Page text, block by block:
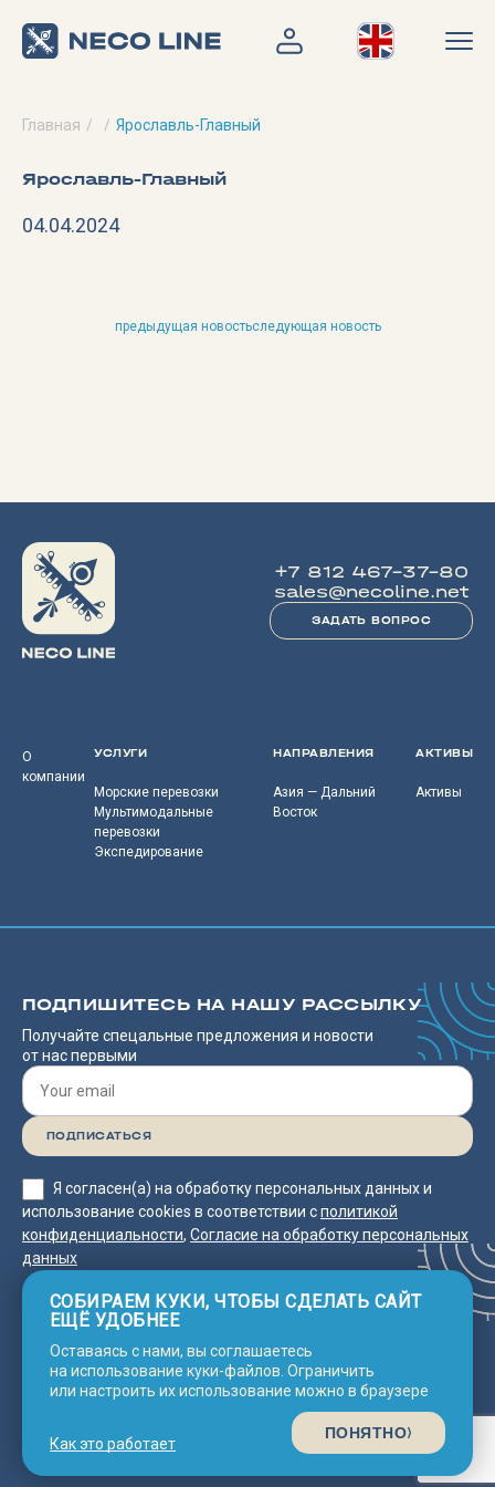
Главная Ярославль-Главный
Ярославль-Главный
04.04.2024
предыдущая новостьследующая новость
+7 812 467-37-80
sales@necoline.net
ЗАДАТЬ ВОПРОС
О
компании
УСЛУГИ
Морские перевозки
Мультимодальные
перевозки
Экспедирование
НАПРАВЛЕНИЯ
Азия — Дальний
Восток
АКТИВЫ
Активы
ПОДПИШИТЕСЬ НА НАШУ РАССЫЛКУ
Получайте спецальные предложения и новости
от нас первыми
Я согласен(а) на обработку персональных данных и
использование cookies в соответствии сполитикой
конфиденциальности, Согласие на обработку персональных
данных
2025 © Neco
Политика
конфиденциальности
Согласие на обработку
персональных данных
СОБИРАЕМ КУКИ, ЧТОБЫ СДЕЛАТЬ САЙТ
ЕЩЁ УДОБНЕЕ
Оставаясь с нами, вы соглашаетесь
на использование куки-файлов. Ограничить
или настроить их использование можно в браузере
Как это работает
ПОНЯТНО